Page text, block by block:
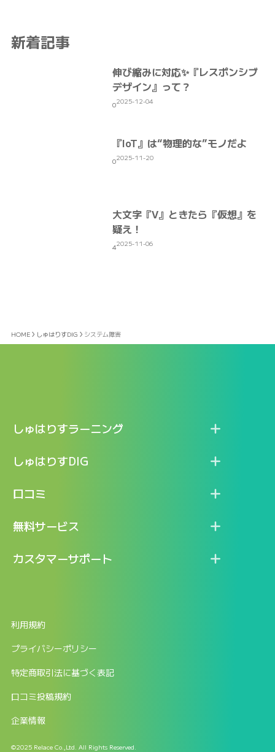
新着記事
伸び縮みに対応✨『レスポンシブ
デザイン』って？
02025-12-04
『IoT』は“物理的な”モノだよ
02025-11-20
大文字『V』ときたら『仮想』を
疑え！
42025-11-06
HOME しゅはりすDIG システム障害
しゅはりすラーニング
特長
料金
新着情報
ログイン
しゅはりすDIG
記事一覧
口コミ
口コミ一覧
無料サービス
LINEで『Iパス ならし学習』
カスタマーサポート
返金申請フォーム
利用規約
プライバシーポリシー
特定商取引法に基づく表記
口コミ投稿規約
企業情報
©2025 Relace Co.,Ltd. All Rights Reserved.